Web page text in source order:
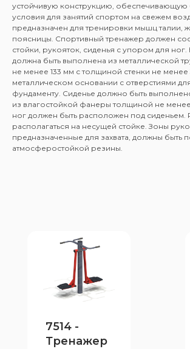
устойчивую конструкцию, обеспечивающую
условия для занятий спортом на свежем
предназначен для тренировки мышц талии,
поясницы. Спортивный тренажер должен
стойки, рукояток, сиденья с упором для
должна быть выполнена из металлической
не менее 133 мм с толщиной стенки не менее
металлическом основании с отверстиями
фундаменту. Сиденье должно быть
из влагостойкой фанеры толщиной не
ног должен быть расположен под сиденьем.
располагаться на несущей стойке. Зоны
предназначенные для захвата, должны быть
атмосферостойкой резины.
7514 -
Тренажер